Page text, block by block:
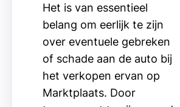
Het is van essentieel
belang om eerlijk te zijn
over eventuele gebreken
of schade aan de auto bij
het verkopen ervan op
Marktplaats. Door